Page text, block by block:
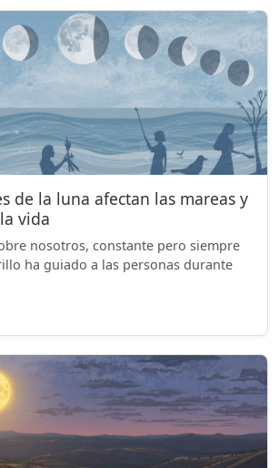
de la luna afectan las mareas y
vida
nosotros, constante pero siempre
ha guiado a las personas durante